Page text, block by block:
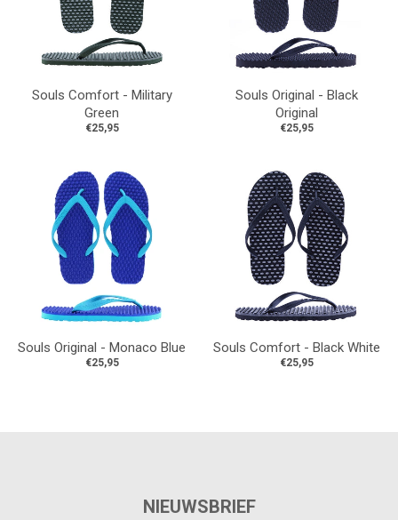
Souls Comfort - Military
Green
€25,95
Souls Original - Black
Original
€25,95
Souls Original - Monaco Blue
€25,95
Souls Comfort - Black White
€25,95
NIEUWSBRIEF